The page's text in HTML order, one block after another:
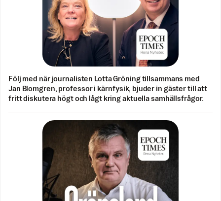
Följ med när journalisten Lotta Gröning tillsammans med
Jan Blomgren, professor i kärnfysik, bjuder in gäster till att
fritt diskutera högt och lågt kring aktuella samhällsfrågor.